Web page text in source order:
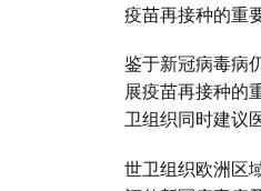
疫苗再接种的重
鉴于新冠病毒病
展疫苗再接种的
卫组织同时建议
世卫组织欧洲区